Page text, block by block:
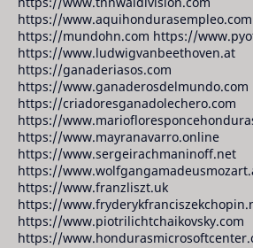
https://www.aquihondurasempleo.com
https://mundohn.com https://
https://www.ludwigvanbeethoven.at
https://ganaderiasos.com
https://www.ganaderosdelmundo.com
https://criadoresganadolechero.com
https://
https://www.mayranavarro.online
https://www.sergeirachmaninoff.net
https://
https://www.franzliszt.uk
https://
https://www.piotrilichtchaikovsky.com
https://